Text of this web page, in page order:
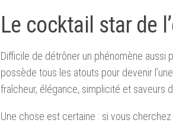
Le cocktail star de
Difficile de détrôner un phénomène aussi
possède tous les atouts pour devenir
fraîcheur, élégance, simplicité et saveurs
Une chose est certaine : si vous